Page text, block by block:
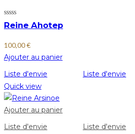
Reine Ahotep
100,00€
Ajouter au panier
Liste d'envie
Liste d'envie
Quick view
Ajouter au panier
Liste d'envie
Liste d'envie